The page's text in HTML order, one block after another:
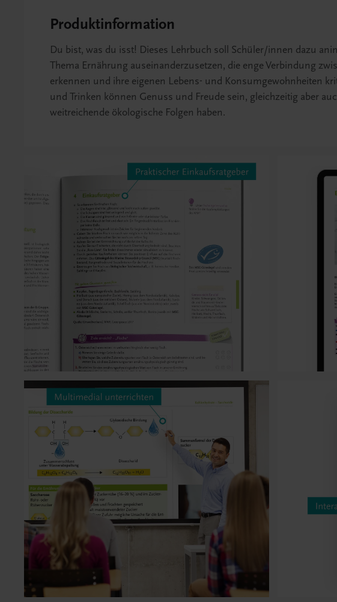
Produktinformation
Du bist, was du isst! Dieses Lehrbuch soll Schüler/innen dazu
Thema Ernährung auseinanderzusetzen, die enge Verbindung
erkennen und ihre eigenen Lebens- und Konsumgewohnheiten
und Trinken können Genuss und Freude sein, gleichzeitig aber
weitreichende ökologische Folgen haben.